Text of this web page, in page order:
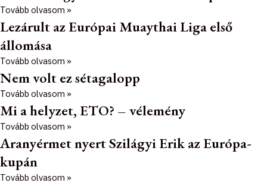
Tovább olvasom »
Lezárult az Európai Muaythai Liga első
állomása
Tovább olvasom »
Nem volt ez sétagalopp
Tovább olvasom »
Mi a helyzet, ETO? – vélemény
Tovább olvasom »
Aranyérmet nyert Szilágyi Erik az Európa-
kupán
Tovább olvasom »